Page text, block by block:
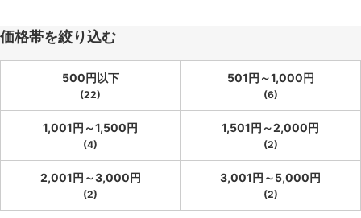
価格帯を絞り込む
500円以下
(22)
501円～1,000円
(6)
1,001円～1,500円
(4)
1,501円～2,000円
(2)
2,001円～3,000円
(2)
3,001円～5,000円
(2)